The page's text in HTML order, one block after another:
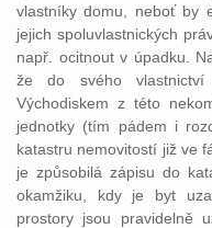
vlastníky domu, neboť by
jejich spoluvlastnických
např. ocitnout v úpadku.
že do svého vlastnictví
Východiskem z této
jednotky (tím pádem i
katastru nemovitostí již ve
je způsobilá zápisu do
okamžiku, kdy je byt
prostory jsou pravidelně